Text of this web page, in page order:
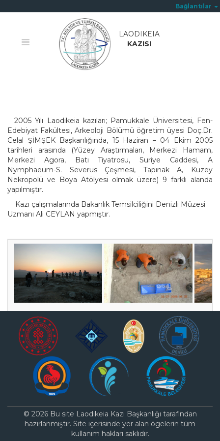
Bağlantılar
LAODIKEIA
KAZISI
2005 Yılı Laodikeia kazıları; Pamukkale Üniversitesi, Fen-
Edebiyat Fakültesi, Arkeoloji Bölümü öğretim üyesi Doç.Dr.
Celal ŞİMŞEK Başkanlığında, 15 Haziran – 04 Ekim 2005
tarihleri arasında (Yüzey Araştırmaları, Merkezi Hamam,
Merkezi Agora, Batı Tiyatrosu, Suriye Caddesi, A
Nymphaeum-S. Severus Çeşmesi, Tapınak A, Kuzey
Nekropolü ve Boya Atölyesi olmak üzere) 9 farklı alanda
yapılmıştır.
Kazı çalışmalarında Bakanlık Temsilciliğini Denizli Müzesi
Uzmanı Ali CEYLAN yapmıştır.
© 2026 Bu site Laodikeia Kazı Başkanlığı tarafından
hazırlanmıştır. Site içerisinde yer alan ögelerin tüm
kullanım hakları saklıdır.